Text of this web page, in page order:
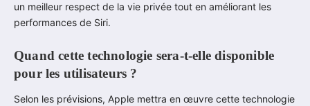
un meilleur respect de la vie privée tout en améliorant les
performances de Siri.
Quand cette technologie sera-t-elle disponible
pour les utilisateurs ?
Selon les prévisions, Apple mettra en œuvre cette technologie